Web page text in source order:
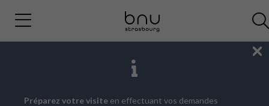
Aller
Aller
Aller
Préparez votre visite en effectuant vos demandes